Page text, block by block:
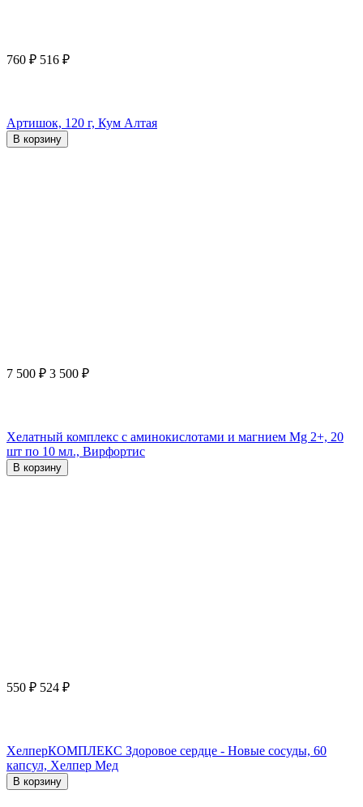
760 ₽ 516 ₽
Артишок, 120 г, Кум Алтая
В корзину
7 500 ₽ 3 500 ₽
Хелатный комплекс с аминокислотами и магнием Mg 2+, 20
шт по 10 мл., Вирфортис
В корзину
550 ₽ 524 ₽
ХелперКОМПЛЕКС Здоровое сердце - Новые сосуды, 60
капсул, Хелпер Мед
В корзину